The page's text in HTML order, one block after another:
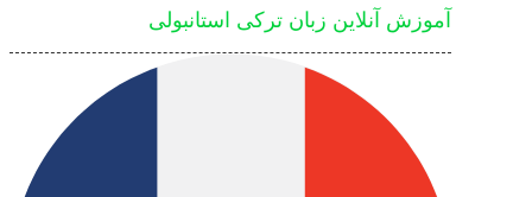
آموزش آنلاین زبان ترکی استانبولی